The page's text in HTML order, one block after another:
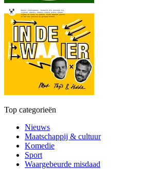
Top categorieën
Nieuws
Maatschappij & cultuur
Komedie
Sport
Waargebeurde misdaad